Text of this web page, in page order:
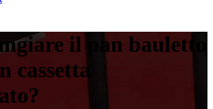
il pan bauletto
cassetta